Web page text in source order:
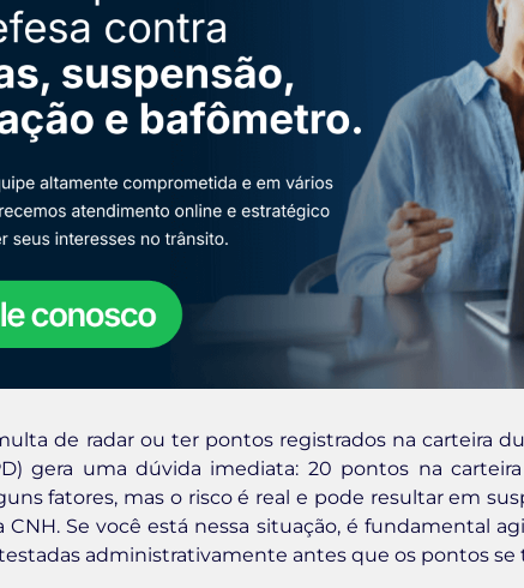
de radar ou ter pontos registrados na carteira
gera uma dúvida imediata: 20 pontos na
fatores, mas o risco é real e pode resultar em
CNH. Se você está nessa situação, é fundamental
administrativamente antes que os pontos